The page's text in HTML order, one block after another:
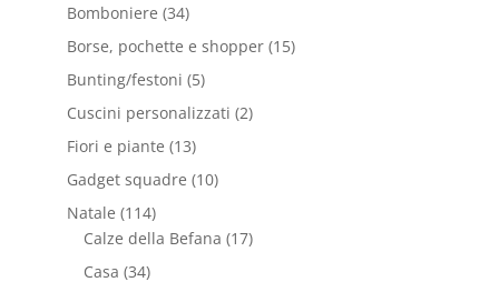
Bomboniere (34)
Borse, pochette e shopper (15)
Bunting/festoni (5)
Cuscini personalizzati (2)
Fiori e piante (13)
Gadget squadre (10)
Natale (114)
Calze della Befana (17)
Casa (34)